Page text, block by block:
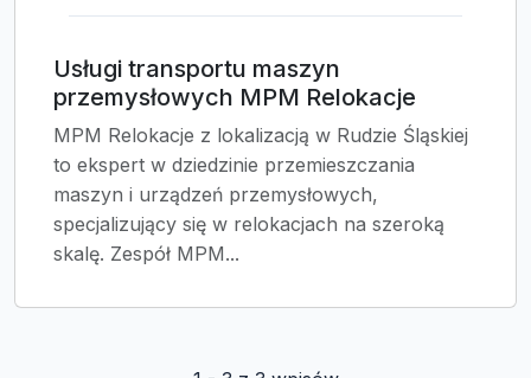
Usługi transportu maszyn
przemysłowych MPM Relokacje
MPM Relokacje z lokalizacją w Rudzie Śląskiej
to ekspert w dziedzinie przemieszczania
maszyn i urządzeń przemysłowych,
specjalizujący się w relokacjach na szeroką
skalę. Zespół MPM...